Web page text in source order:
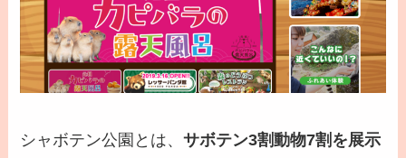
シャボテン公園とは、サボテン3割動物7割を展示